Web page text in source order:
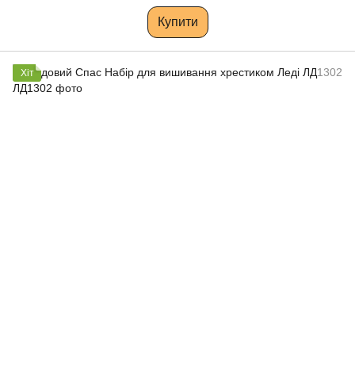
Купити
Хіт